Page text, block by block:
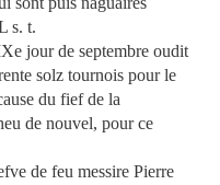
s. t.
jour de septembre oudit
solz tournois pour le
du fief de la
de nouvel, pour ce
de feu messire Pierre